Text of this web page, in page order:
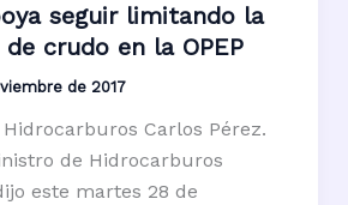
seguir limitando la
crudo en la OPEP
de 2017
Carlos Pérez.
de Hidrocarburos
este martes 28 de